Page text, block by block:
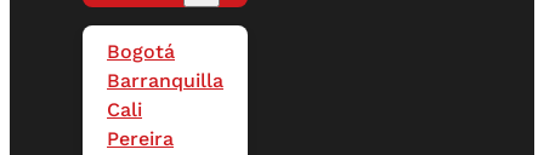
Bogotá
Barranquilla
Cali
Pereira